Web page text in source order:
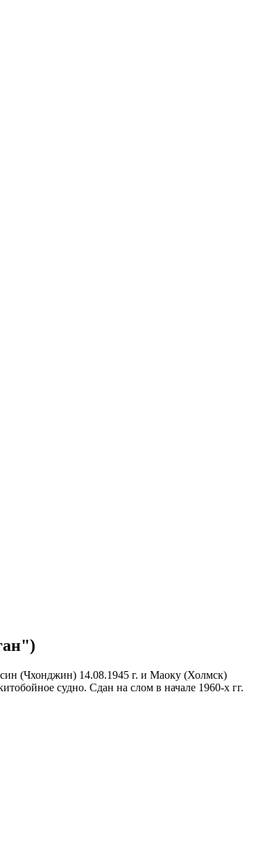
(Чхонджин) 14.08.1945 г. и Маоку (Холмск)
судно. Сдан на слом в начале 1960-х гг.